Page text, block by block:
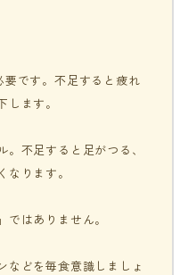
です。不足すると疲れ
ます。
不足すると足がつる、
ります。
はありません。
などを毎食意識しましょ